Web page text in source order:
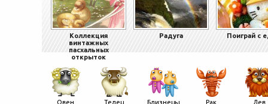
Коллекция
винтажных
пасхальных
открыток
Радуга Поиграй с
Овен Телец Близнецы Рак Лев